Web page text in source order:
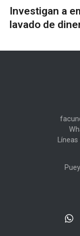
Investigan a
lavado de